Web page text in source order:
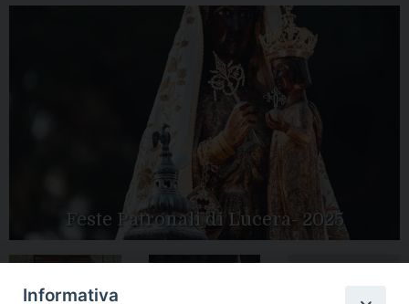
Feste Patronali di Lucera- 2025
Informativa